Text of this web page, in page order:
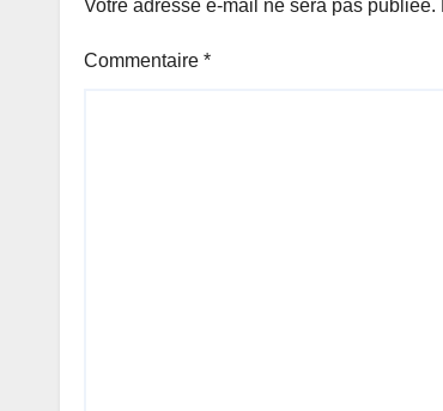
Votre adresse e-mail ne sera pas publiée.
Commentaire *